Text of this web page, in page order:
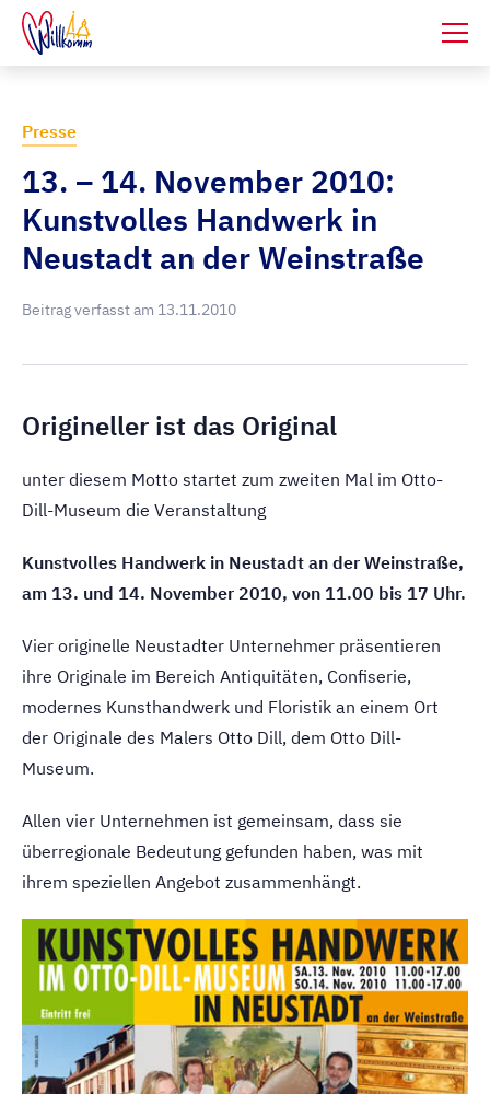
Presse
13. – 14. November 2010:
Kunstvolles Handwerk in
Neustadt an der Weinstraße
Beitrag verfasst am 13.11.2010
Origineller ist das Original
unter diesem Motto startet zum zweiten Mal im Otto-
Dill-Museum die Veranstaltung
Kunstvolles Handwerk in Neustadt an der Weinstraße,
am 13. und 14. November 2010, von 11.00 bis 17 Uhr.
Vier originelle Neustadter Unternehmer präsentieren
ihre Originale im Bereich Antiquitäten, Confiserie,
modernes Kunsthandwerk und Floristik an einem Ort
der Originale des Malers Otto Dill, dem Otto Dill-
Museum.
Allen vier Unternehmen ist gemeinsam, dass sie
überregionale Bedeutung gefunden haben, was mit
ihrem speziellen Angebot zusammenhängt.